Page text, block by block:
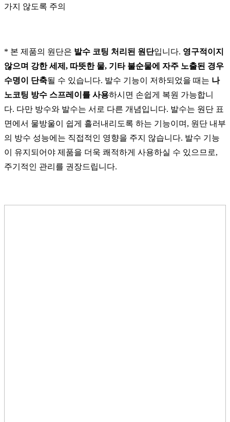
가지 않도록 주의
* 본 제품의 원단은 발수 코팅 처리된 원단입니다. 영구적이지
않으며 강한 세제, 따뜻한 물, 기타 불순물에 자주 노출된 경우
수명이 단축될 수 있습니다. 발수 기능이 저하되었을 때는 나
노코팅 방수 스프레이를 사용하시면 손쉽게 복원 가능합니
다. 다만 방수와 발수는 서로 다른 개념입니다. 발수는 원단 표
면에서 물방울이 쉽게 흘러내리도록 하는 기능이며, 원단 내부
의 방수 성능에는 직접적인 영향을 주지 않습니다. 발수 기능
이 유지되어야 제품을 더욱 쾌적하게 사용하실 수 있으므로,
주기적인 관리를 권장드립니다.